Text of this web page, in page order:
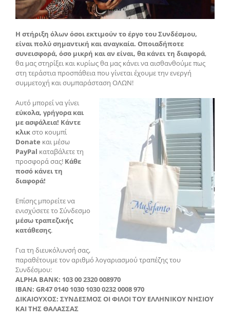
Η στήριξη όλων όσοι εκτιμούν το έργο του Συνδέσμου,
είναι πολύ σημαντική και αναγκαία. Οποιαδήποτε
συνεισφορά, όσο μικρή και αν είναι, θα κάνει τη διαφορά,
θα μας στηρίξει και κυρίως θα μας κάνει να αισθανθούμε πως
στη τεράστια προσπάθεια που γίνεται έχουμε την ενεργή
συμμετοχή και συμπαράσταση ΟΛΩΝ!
Αυτό μπορεί να γίνει
εύκολα, γρήγορα και
με ασφάλεια! Κάντε
κλικστο κουμπί
Donate και μέσω
PayPal καταβάλετε τη
προσφορά σας! Κάθε
ποσό κάνει τη
διαφορά!
Επίσης μπορείτε να
ενισχύσετε το Σύνδεσμο
μέσω τραπεζικής
κατάθεσης.
Για τη διευκόλυνσή σας,
παραθέτουμε τον αριθμό λογαριασμού τραπέζης του
Συνδέσμου:
ALPHA BANK: 103 00 2320 008970
IBAN: GR47 0140 1030 1030 0232 0008 970
ΔΙΚΑΙΟΥΧΟΣ: ΣΥΝΔΕΣΜΟΣ ΟΙ ΦΙΛΟΙ ΤΟΥ ΕΛΛΗΝΙΚΟΥ ΝΗΣΙΟΥ
ΚΑΙ ΤΗΣ ΘΑΛΑΣΣΑΣ